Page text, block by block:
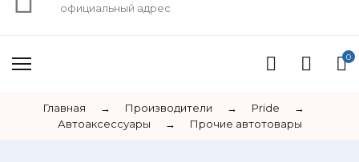
официальный адрес
0
Главная → Производители → Pride
→
Автоаксессуары
→ Прочие автотовары